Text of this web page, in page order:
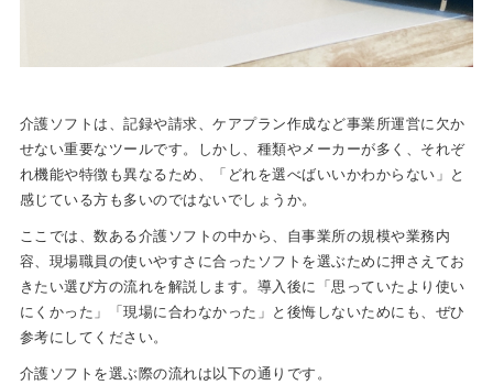
介護ソフトは、記録や請求、ケアプラン作成など事業所運営に欠か
せない重要なツールです。しかし、種類やメーカーが多く、それぞ
れ機能や特徴も異なるため、「どれを選べばいいかわからない」と
感じている方も多いのではないでしょうか。
ここでは、数ある介護ソフトの中から、自事業所の規模や業務内
容、現場職員の使いやすさに合ったソフトを選ぶために押さえてお
きたい選び方の流れを解説します。導入後に「思っていたより使い
にくかった」「現場に合わなかった」と後悔しないためにも、ぜひ
参考にしてください。
介護ソフトを選ぶ際の流れは以下の通りです。